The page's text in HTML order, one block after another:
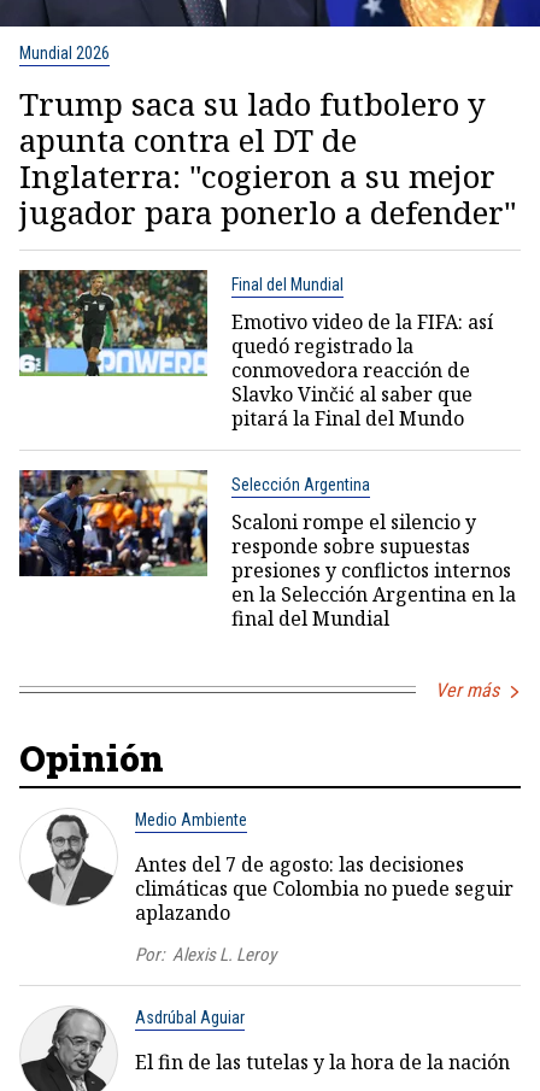
Mundial 2026
Trump saca su lado futbolero y
apunta contra el DT de
Inglaterra: "cogieron a su mejor
jugador para ponerlo a defender"
Final del Mundial
Emotivo video de la FIFA: así
quedó registrado la
conmovedora reacción de
Slavko Vinčić al saber que
pitará la Final del Mundo
Selección Argentina
Scaloni rompe el silencio y
responde sobre supuestas
presiones y conflictos internos
en la Selección Argentina en la
final del Mundial
Ver más
Opinión
Medio Ambiente
Antes del 7 de agosto: las decisiones
climáticas que Colombia no puede seguir
aplazando
Por: Alexis L. Leroy
Asdrúbal Aguiar
El fin de las tutelas y la hora de la nación